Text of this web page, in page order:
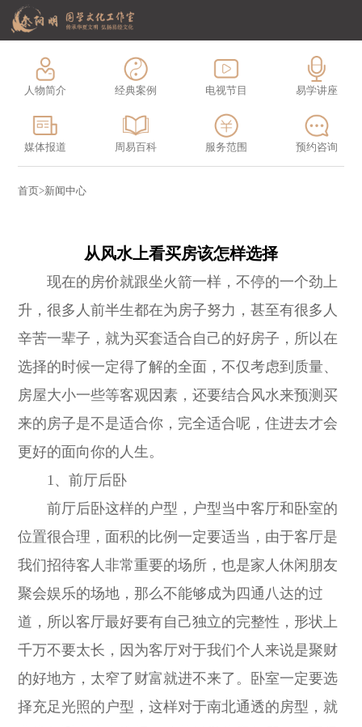
人物简介 经典案例 电视节目 易学讲座
媒体报道 周易百科 服务范围 预约咨询
首页>新闻中心
从风水上看买房该怎样选择
现在的房价就跟坐火箭一样，不停的一个劲上
升，很多人前半生都在为房子努力，甚至有很多人
辛苦一辈子，就为买套适合自己的好房子，所以在
选择的时候一定得了解的全面，不仅考虑到质量、
房屋大小一些等客观因素，还要结合风水来预测买
来的房子是不是适合你，完全适合呢，住进去才会
更好的面向你的人生。
1、前厅后卧
前厅后卧这样的户型，户型当中客厅和卧室的
位置很合理，面积的比例一定要适当，由于客厅是
我们招待客人非常重要的场所，也是家人休闲朋友
聚会娱乐的场地，那么不能够成为四通八达的过
道，所以客厅最好要有自己独立的完整性，形状上
千万不要太长，因为客厅对于我们个人来说是聚财
的好地方，太窄了财富就进不来了。卧室一定要选
择充足光照的户型，这样对于南北通透的房型，就